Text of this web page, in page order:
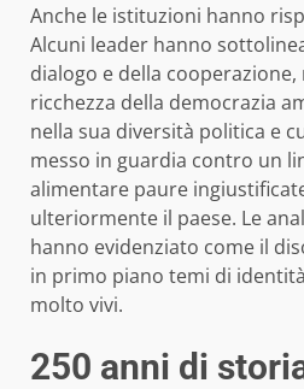
Anche le istituzioni hanno
Alcuni leader hanno
dialogo e della
ricchezza della democrazia
nella sua diversità politica e
messo in guardia contro un
alimentare paure
ulteriormente il paese. Le
hanno evidenziato come il
in primo piano temi di
molto vivi.
250 anni di